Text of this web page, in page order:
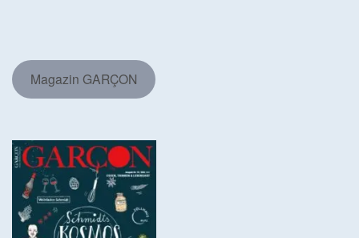
Magazin GARÇON